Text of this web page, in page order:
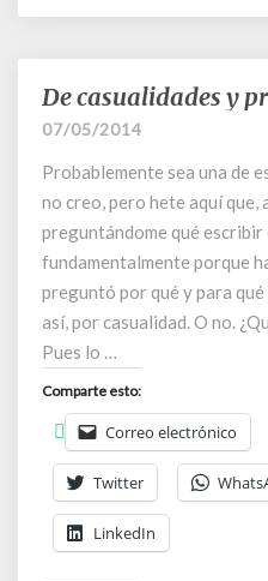
De
casualidades
propósitos
De casualidades y
07/05/2014
Probablemente sea una de
no creo, pero hete aquí que,
preguntándome qué escribir
fundamentalmente porque
preguntó por qué y para
así, por casualidad. O no.
Pues lo …
Comparte esto:
Correo electrónico
Twitter
LinkedIn